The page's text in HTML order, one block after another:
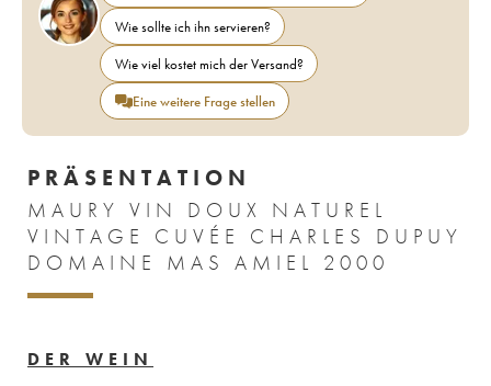
Wie sollte ich ihn servieren?
Wie viel kostet mich der Versand?
Eine weitere Frage stellen
PRÄSENTATION
MAURY VIN DOUX NATUREL
VINTAGE CUVÉE CHARLES DUPUY
DOMAINE MAS AMIEL 2000
DER WEIN